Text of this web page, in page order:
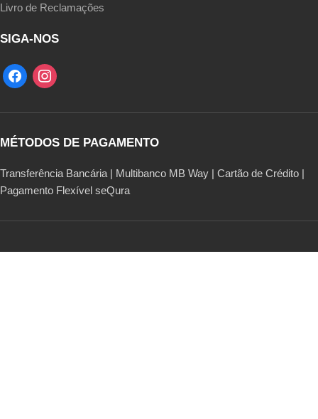
Livro de Reclamações
SIGA-NOS
MÉTODOS DE PAGAMENTO
Transferência Bancária | Multibanco MB Way | Cartão de Crédito |
Pagamento Flexível seQura